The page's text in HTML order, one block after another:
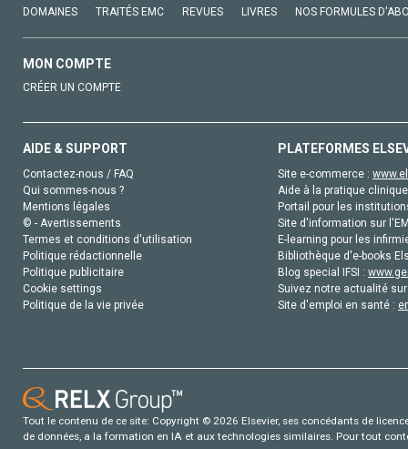
DOMAINES TRAITÉS EMC REVUES LIVRES NOS FORMULES
MON COMPTE
CRÉER UN COMPTE
AIDE & SUPPORT
Contactez-nous / FAQ
Qui sommes-nous ?
Mentions légales
© - Avertissements
Termes et conditions d'utilisation
Politique rédactionnelle
Politique publicitaire
Cookie settings
Politique de la vie privée
PLATEFORMES
Site e-commerce :
Aide à la pratique
Portail pour les
Site d'information sur
E-learning pour les
Bibliothèque d'e-books
Blog special IFSI :
Suivez notre actualité
Site d'emploi en santé :
Tout le contenu de ce site: Copyright © 2026 Elsevier, ses concédants de
de données, a la formation en IA et aux technologies similaires. Pour tout